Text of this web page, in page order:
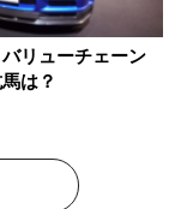
リューチェーン
は？